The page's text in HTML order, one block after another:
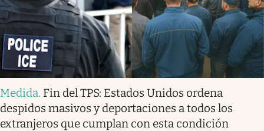
Medida. Fin del TPS: Estados Unidos ordena
despidos masivos y deportaciones a todos los
extranjeros que cumplan con esta condición